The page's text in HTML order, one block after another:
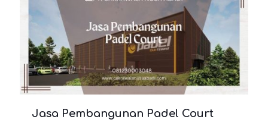
Jasa Pembangunan Padel Court